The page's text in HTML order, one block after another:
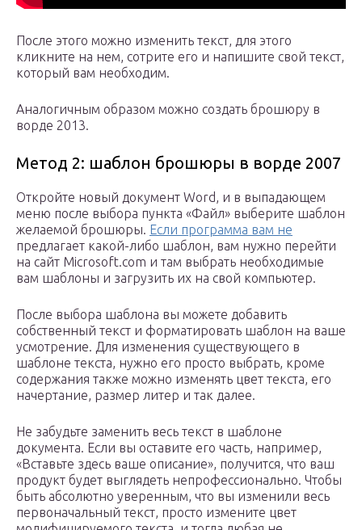
После этого можно изменить текст, для этого
кликните на нем, сотрите его и напишите свой текст,
который вам необходим.
Аналогичным образом можно создать брошюру в
ворде 2013.
Метод 2: шаблон брошюры в ворде 2007
Откройте новый документ Word, и в выпадающем
меню после выбора пункта «Файл» выберите шаблон
желаемой брошюры. Если программа вам не
предлагает какой-либо шаблон, вам нужно перейти
на сайт Microsoft.com и там выбрать необходимые
вам шаблоны и загрузить их на свой компьютер.
После выбора шаблона вы можете добавить
собственный текст и форматировать шаблон на ваше
усмотрение. Для изменения существующего в
шаблоне текста, нужно его просто выбрать, кроме
содержания также можно изменять цвет текста, его
начертание, размер литер и так далее.
Не забудьте заменить весь текст в шаблоне
документа. Если вы оставите его часть, например,
«Вставьте здесь ваше описание», получится, что ваш
продукт будет выглядеть непрофессионально. Чтобы
быть абсолютно уверенным, что вы изменили весь
первоначальный текст, просто измените цвет